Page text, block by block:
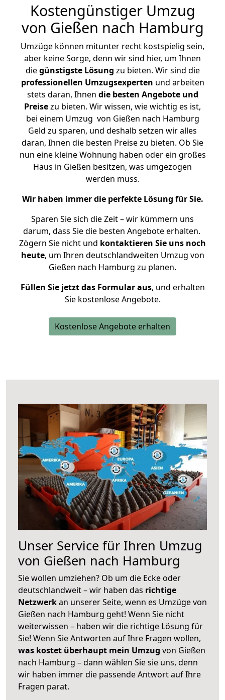
Kostengünstiger Umzug
von Gießen nach Hamburg
Umzüge können mitunter recht kostspielig sein,
aber keine Sorge, denn wir sind hier, um Ihnen
diegünstigste Lösung zu bieten. Wir sind die
professionellen Umzugsexperten und arbeiten
stets daran, Ihnen die besten Angebote und
Preisezu bieten. Wir wissen, wie wichtig es ist,
bei einem Umzug von Gießen nach Hamburg
Geld zu sparen, und deshalb setzen wir alles
daran, Ihnen die besten Preise zu bieten. Ob Sie
nun eine kleine Wohnung haben oder ein großes
Haus in Gießen besitzen, was umgezogen
werden muss.
Wir haben immer die perfekte Lösung für Sie.
Sparen Sie sich die Zeit – wir kümmern uns
darum, dass Sie die besten Angebote erhalten.
Zögern Sie nicht und kontaktieren Sie uns noch
heute, um Ihren deutschlandweiten Umzug von
Gießen nach Hamburg zu planen.
Füllen Sie jetzt das Formular aus, und erhalten
Sie kostenlose Angebote.
Kostenlose Angebote erhalten
Unser Service für Ihren Umzug
von Gießen nach Hamburg
Sie wollen umziehen? Ob um die Ecke oder
deutschlandweit – wir haben das richtige
Netzwerkan unserer Seite, wenn es Umzüge von
Gießen nach Hamburg geht! Wenn Sie nicht
weiterwissen – haben wir die richtige Lösung für
Sie! Wenn Sie Antworten auf Ihre Fragen wollen,
was kostet überhaupt mein Umzug von Gießen
nach Hamburg – dann wählen Sie sie uns, denn
wir haben immer die passende Antwort auf Ihre
Fragen parat.